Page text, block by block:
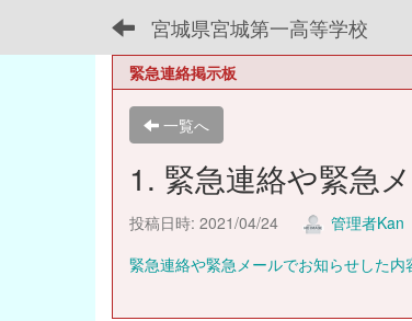
宮城県宮城第一高等学校
緊急連絡掲示板
一覧へ
1. 緊急連絡や緊急
投稿日時: 2021/04/24
管理者Kan
緊急連絡や緊急メールでお知らせした内